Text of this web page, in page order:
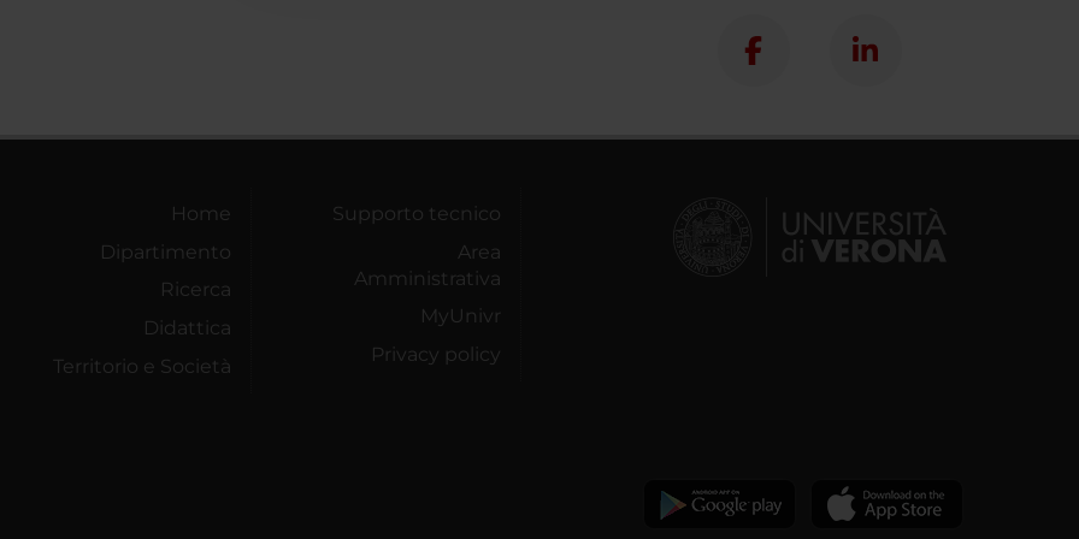
Home
Dipartimento
Ricerca
Didattica
Territorio e Società
Supporto tecnico
Area
Amministrativa
MyUnivr
Privacy policy